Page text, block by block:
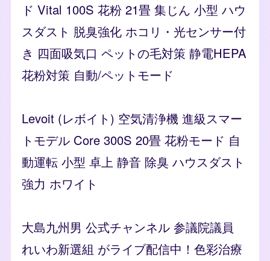
ド Vital 100S 花粉 21畳 集じん 小型 ハウ
スダスト 脱臭強化 ホコリ・光センサー付
き 四面吸気口 ペットの毛対策 静電HEPA
花粉対策 自動/ペットモード
Levoit (レボイト) 空気清浄機 進級スマー
トモデル Core 300S 20畳 花粉モード 自
動運転 小型 卓上 静音 除臭 ハウスダスト
強力 ホワイト
大島九州男 公式チャンネル 参議院議員
れいわ新選組 がライブ配信中！色彩治療